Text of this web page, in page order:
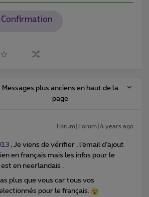
Confirmation
Messages plus anciens en haut de la
page
Forum|Forum|4 years ago
, Je viens de vérifier , l’email d’ajout
en français mais les infos pour le
en neerlandais .
plus que vous car tous vos
pour le français.